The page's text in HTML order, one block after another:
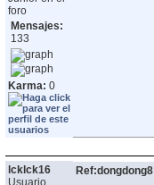
foro
Mensajes:
133
Karma: 0
lcklck16
Usuario
Ref:dongdong8